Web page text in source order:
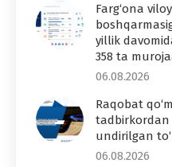
Farg‘ona
yillik
358 ta
06.08.2026
Raqobat
tadbirkordan
undirilgan
06.08.2026